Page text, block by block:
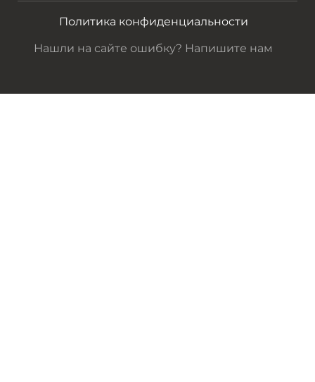
Политика конфиденциальности
Нашли на сайте ошибку? Напишите нам